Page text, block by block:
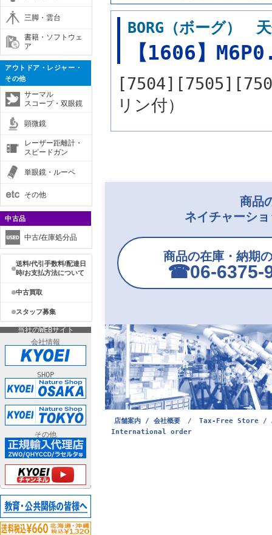
三脚・雲台
書籍・ソフトウェ
ア
アウトドア・レジャー・
その他
サーマル
スコープ・双眼鏡
顕微鏡
レーザー距離計・
スピードガン
単眼鏡・ルーペ
その他
中古品
中古/在庫処分品
送料/代引手数料/配達日
時/お支払方法について
中古買取
スタッフ募集
当社のWEBサイト
会社情報
SHOP
その他
BORG（ボーグ）
【1606】
リン付）
商品
ネイチャーシ
商品の在庫・納期
☎︎06-6375-
店舗案内 / 会社概要 /
Tax-Free Store /
International order